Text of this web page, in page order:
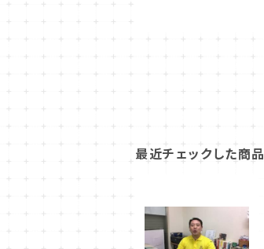
最近チェックした商品